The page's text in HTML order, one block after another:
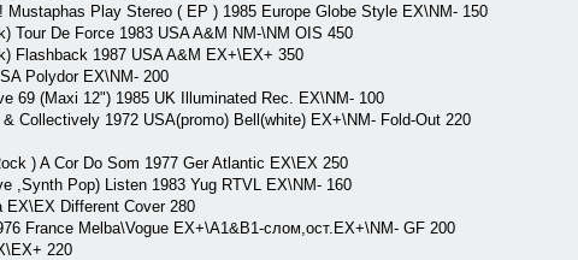
Play Stereo ( EP ) 1985 Europe Globe Style EX\NM- 150
Tour De Force 1983 USA A&M NM-\NM OIS 450
Flashback 1987 USA A&M EX+\EX+ 350
Polydor EX\NM- 200
69 (Maxi 12") 1985 UK Illuminated Rec. EX\NM- 100
Collectively 1972 USA(promo) Bell(white) EX+\NM- Fold-Out 220
) A Cor Do Som 1977 Ger Atlantic EX\EX 250
,Synth Pop) Listen 1983 Yug RTVL EX\NM- 160
EX\EX Different Cover 280
France Melba\Vogue EX+\A1&B1-слом,ост.EX+\NM- GF 200
220